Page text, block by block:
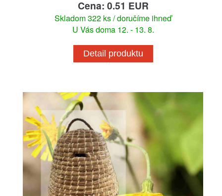
Cena: 0.51 EUR
Skladom 322 ks / doručíme ihneď
U Vás doma 12. - 13. 8.
Detail produktu